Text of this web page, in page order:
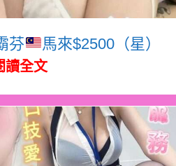
芬 馬來$2500（星）
讀全文